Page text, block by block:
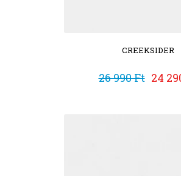
CREEKSIDER
26 990 Ft 24